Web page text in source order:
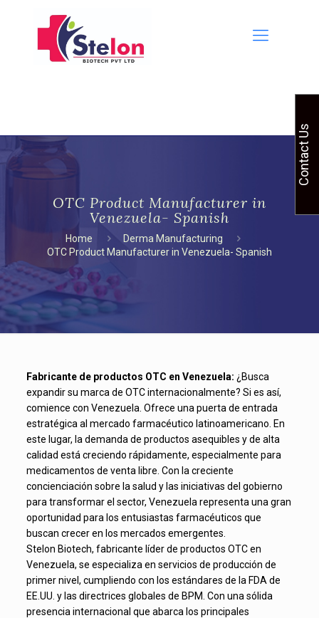
OTC Product Manufacturer in
Venezuela- Spanish
Home
Derma Manufacturing
OTC Product Manufacturer in Venezuela- Spanish
Fabricante de productos OTC en Venezuela: ¿Busca
expandir su marca de OTC internacionalmente? Si es así,
comience con Venezuela. Ofrece una puerta de entrada
estratégica al mercado farmacéutico latinoamericano. En
este lugar, la demanda de productos asequibles y de alta
calidad está creciendo rápidamente, especialmente para
medicamentos de venta libre. Con la creciente
concienciación sobre la salud y las iniciativas del gobierno
para transformar el sector, Venezuela representa una gran
oportunidad para los entusiastas farmacéuticos que
buscan crecer en los mercados emergentes.
Stelon Biotech, fabricante líder de productos OTC en
Venezuela, se especializa en servicios de producción de
primer nivel, cumpliendo con los estándares de la FDA de
EE.UU. y las directrices globales de BPM. Con una sólida
presencia internacional que abarca los principales
Contact Us